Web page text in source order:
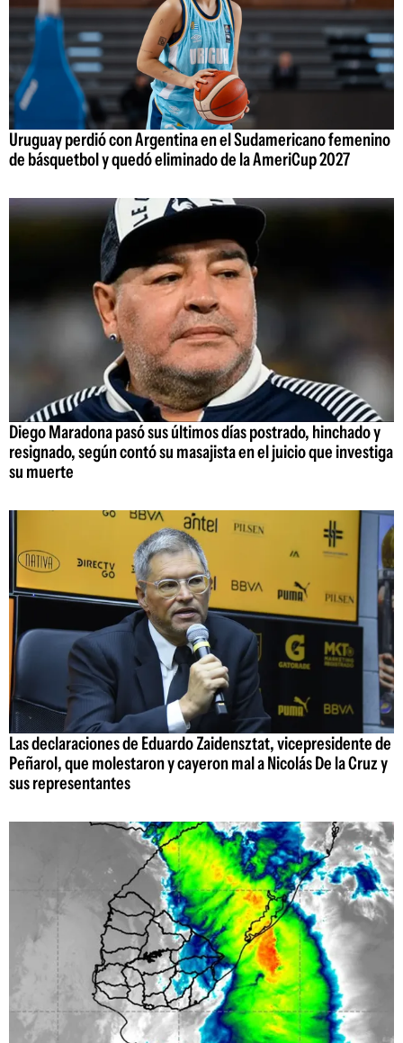
Uruguay perdió con Argentina en el Sudamericano femenino
de básquetbol y quedó eliminado de la AmeriCup 2027
Diego Maradona pasó sus últimos días postrado, hinchado y
resignado, según contó su masajista en el juicio que investiga
su muerte
Las declaraciones de Eduardo Zaidensztat, vicepresidente de
Peñarol, que molestaron y cayeron mal a Nicolás De la Cruz y
sus representantes